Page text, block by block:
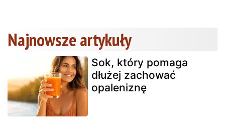
Najnowsze artykuły
Sok, który pomaga
dłużej zachować
opaleniznę